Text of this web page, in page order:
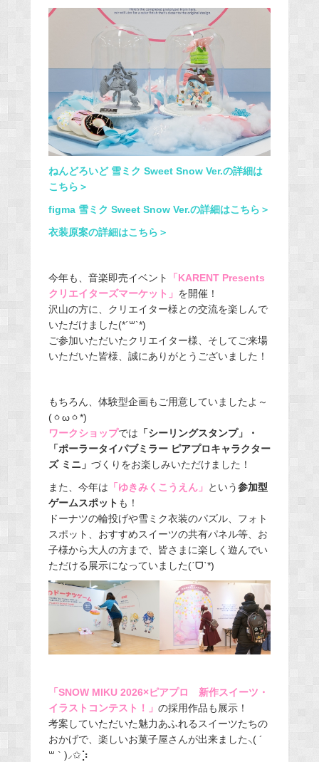
ねんどろいど 雪ミク Sweet Snow Ver.の詳細は
こちら＞
figma 雪ミク Sweet Snow Ver.の詳細はこちら＞
衣装原案の詳細はこちら＞
今年も、音楽即売イベント
「KARENT Presents
クリエイターズマーケット」 を開催！
沢山の方に、クリエイター様との交流を楽しんで
いただけました(*´꒳`*)
ご参加いただいたクリエイター様、そしてご来場
いただいた皆様、誠にありがとうございました！
もちろん、体験型企画もご用意していましたよ～
(ㆁωㆁ*)
ワークショップでは 「シーリングスタンプ」・
「ポーラータイパブミラー ピアプロキャラクター
ズ ミニ」 づくりをお楽しみいただけました！
また、今年は 「ゆきみくこうえん」 という参加型
ゲームスポット も！
ドーナツの輪投げや雪ミク衣装のパズル、フォト
スポット、おすすめスイーツの共有パネル等、お
子様から大人の方まで、皆さまに楽しく遊んでい
ただける展示になっていました(ˊᗜˋ*)
「SNOW MIKU 2026×ピアプロ 新作スイーツ・
イラストコンテスト！」 の採用作品も展示！
考案していただいた魅力あふれるスイーツたちの
おかげで、楽しいお菓子屋さんが出来ました⸜( ´
꒳ ` )⸝✩︎⡱